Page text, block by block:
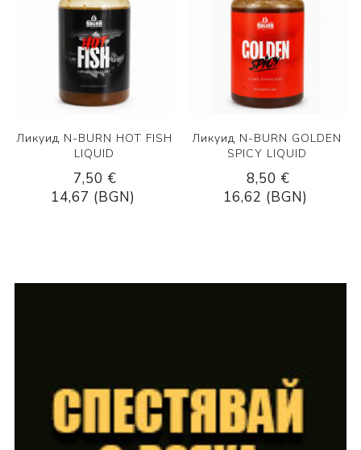
Ликуид N-BURN HOT FISH
LIQUID
7,50 €
14,67 (BGN)
Ликуид N-BURN GOLDEN
SPICY LIQUID
8,50 €
16,62 (BGN)